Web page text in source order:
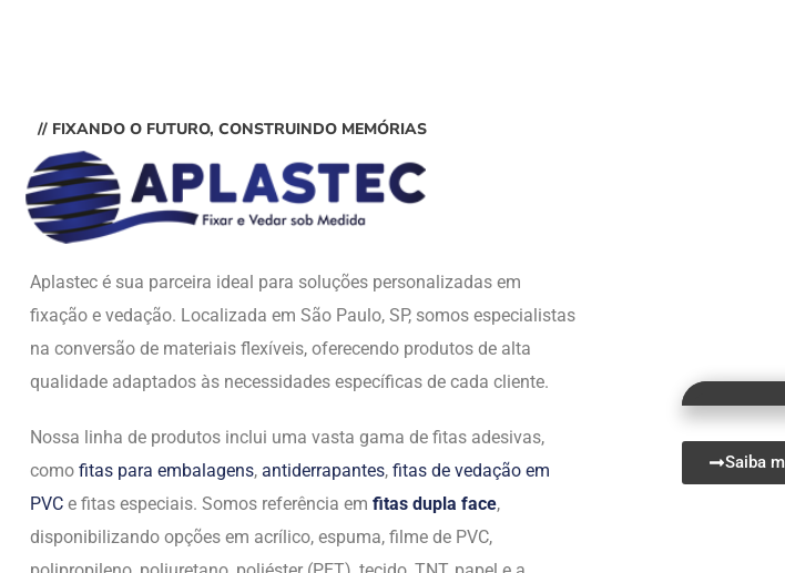
// FIXANDO O FUTURO, CONSTRUINDO MEMÓRIAS
Aplastec é sua parceira ideal para soluções personalizadas em
fixação e vedação. Localizada em São Paulo, SP, somos especialistas
na conversão de materiais flexíveis, oferecendo produtos de alta
qualidade adaptados às necessidades específicas de cada cliente.
Nossa linha de produtos inclui uma vasta gama de fitas adesivas,
como fitas para embalagens, antiderrapantes, fitas de vedação em
PVC e fitas especiais. Somos referência em fitas dupla face,
disponibilizando opções em acrílico, espuma, filme de PVC,
Saiba